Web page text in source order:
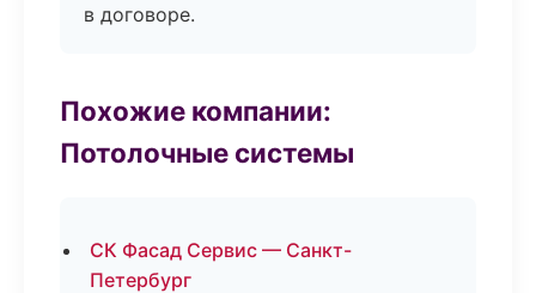
в договоре.
Похожие компании:
Потолочные системы
СК Фасад Сервис — Санкт-
Петербург